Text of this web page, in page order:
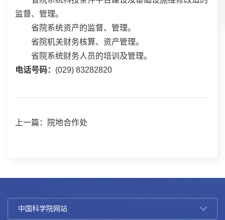
监督、管理。
省院系统资产的监督、管理。
省院机关财务核算、资产管理。
省院系统财务人员的培训及管理。
电话号码： (029) 83282820
上一篇：院地合作处